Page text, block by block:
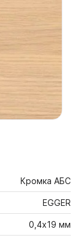
Кромка АБС
EGGER
0,4х19 мм